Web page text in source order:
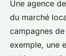
Une agence
du marché
campagnes
exemple, une